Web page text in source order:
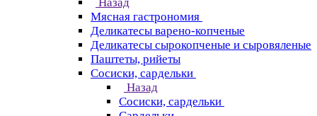
Мясная гастрономия
Деликатесы варено-копченые
Деликатесы сырокопченые и сыровяленые
Паштеты, рийеты
Сосиски, сардельки
Назад
Сосиски, сардельки